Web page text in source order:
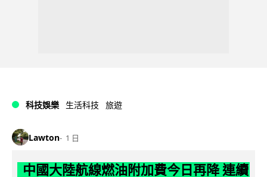
科技娛樂 生活科技 旅遊
Lawton 1 日
中國大陸航線燃油附加費今日再降 連續